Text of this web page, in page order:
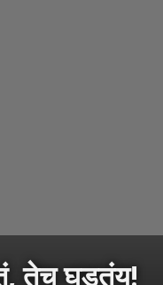
तेच घडतंय!